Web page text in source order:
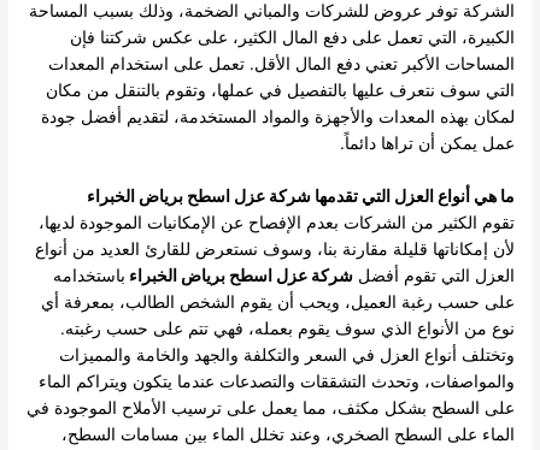
الشركة توفر عروض للشركات والمباني الضخمة، وذلك بسبب المساحة
الكبيرة، التي تعمل على دفع المال الكثير، على عكس شركتنا فإن
المساحات الأكبر تعني دفع المال الأقل.تعمل على استخدام المعدات
التي سوف نتعرف عليها بالتفصيل في عملها، وتقوم بالتنقل من مكان
لمكان بهذه المعدات والأجهزة والمواد المستخدمة، لتقديم أفضل جودة
عمل يمكن أن تراها دائماً.
ما هي أنواع العزل التي تقدمها شركة عزل اسطح برياض الخبراء
تقوم الكثير من الشركات بعدم الإفصاح عن الإمكانيات الموجودة لديها،
لأن إمكاناتها قليلة مقارنة بنا، وسوف نستعرض للقارئ العديد من أنواع
العزل التي تقوم أفضلشركة عزل اسطح برياض الخبراء باستخدامه
على حسب رغبة العميل، ويحب أن يقوم الشخص الطالب، بمعرفة أي
نوع من الأنواع الذي سوف يقوم بعمله، فهي تتم على حسب رغبته.
وتختلف أنواع العزل في السعر والتكلفة والجهد والخامة والمميزات
والمواصفات، وتحدث التشققات والتصدعات عندما يتكون ويتراكم الماء
على السطح بشكل مكثف، مما يعمل على ترسيب الأملاح الموجودة في
الماء على السطح الصخري، وعند تخلل الماء بين مسامات السطح،